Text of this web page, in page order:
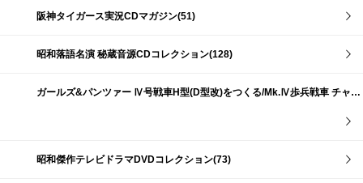
阪神タイガース実況CDマガジン(51)
昭和落語名演 秘蔵音源CDコレクション(128)
ガールズ&パンツァー Ⅳ号戦車H型(D型改)をつくる/Mk.Ⅳ歩兵戦車 チャーチルMk.Ⅶをつくる(191)
昭和傑作テレビドラマDVDコレクション(73)